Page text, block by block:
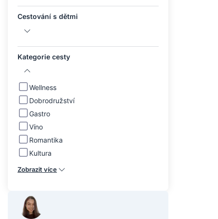
Cestování s dětmi
Kategorie cesty
Wellness
Dobrodružství
Gastro
Víno
Romantika
Kultura
Zobrazit více